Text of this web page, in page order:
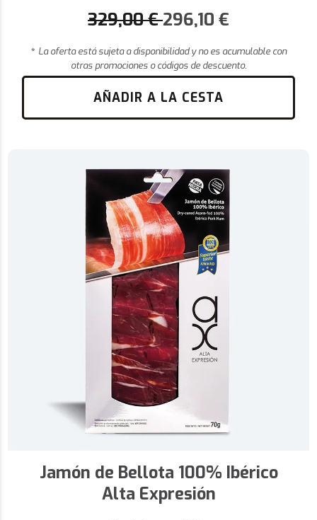
329,00€ 296,10 €
* La oferta está sujeta a disponibilidad y no es acumulable con
otras promociones o códigos de descuento.
AÑADIR A LA CESTA
Jamón de Bellota 100% Ibérico
Alta Expresión